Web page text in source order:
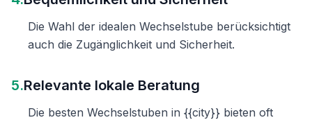
Die Wahl der idealen Wechselstube berücksichtigt
auch die Zugänglichkeit und Sicherheit.
5.Relevante lokale Beratung
Die besten Wechselstuben in {{city}} bieten oft